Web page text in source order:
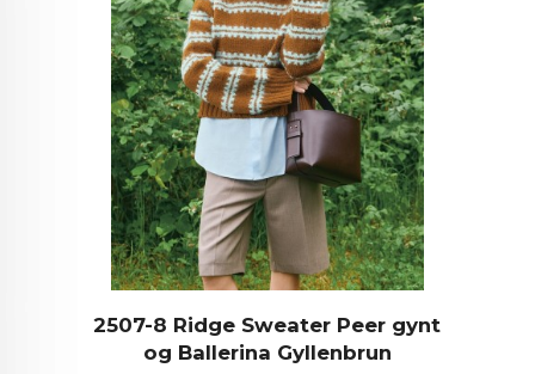
2507-8 Ridge Sweater Peer gynt
og Ballerina Gyllenbrun